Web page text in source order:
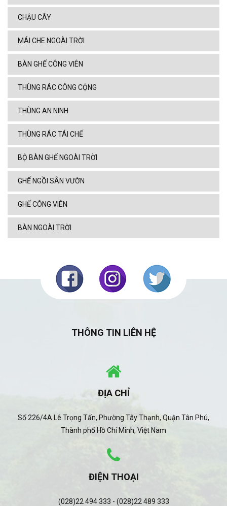
CHẬU CÂY
MÁI CHE NGOÀI TRỜI
BÀN GHẾ CÔNG VIÊN
THÙNG RÁC CÔNG CỘNG
THÙNG AN NINH
THÙNG RÁC TÁI CHẾ
BỘ BÀN GHẾ NGOÀI TRỜI
GHẾ NGỒI SÂN VƯỜN
GHẾ CÔNG VIÊN
BÀN NGOÀI TRỜI
THÔNG TIN LIÊN HỆ
ĐỊA CHỈ
Số 226/4A Lê Trọng Tấn, Phường Tây Thạnh, Quận Tân Phú,
Thành phố Hồ Chí Minh, Việt Nam
ĐIỆN THOẠI
(028)22 494 333 - (028)22 489 333